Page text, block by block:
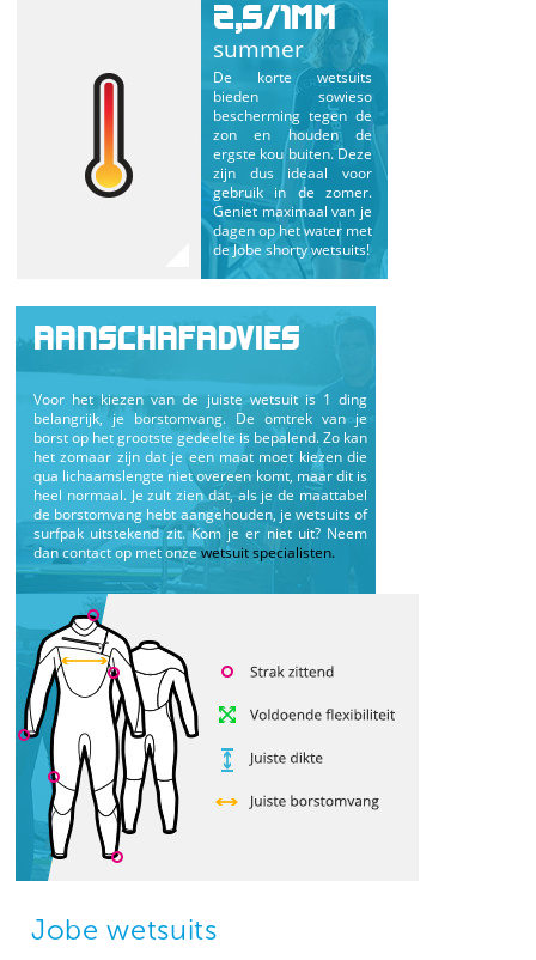
2,5/1MM
summer
De korte wetsuits
bieden sowieso
bescherming tegen de
zon en houden de
ergste kou buiten. Deze
zijn dus ideaal voor
gebruik in de zomer.
Geniet maximaal van je
dagen op het water met
de Jobe shorty wetsuits!
AANSCHAFADVIES
Voor het kiezen van de juiste wetsuit is 1 ding
belangrijk, je borstomvang. De omtrek van je
borst op het grootste gedeelte is bepalend. Zo kan
het zomaar zijn dat je een maat moet kiezen die
qua lichaamslengte niet overeen komt, maar dit is
heel normaal. Je zult zien dat, als je de maattabel
de borstomvang hebt aangehouden, je wetsuits of
surfpak uitstekend zit. Kom je er niet uit? Neem
dan contact op met onzewetsuit specialisten.
Jobe wetsuits